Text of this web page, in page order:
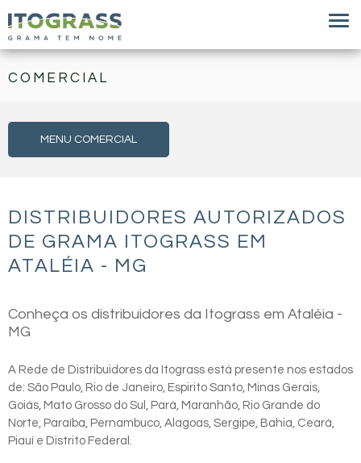
COMERCIAL
MENU COMERCIAL
DISTRIBUIDORES AUTORIZADOS
DE GRAMA ITOGRASS EM
ATALÉIA - MG
Conheça os distribuidores da Itograss em Ataléia -
MG
A Rede de Distribuidores da Itograss está presente nos estados
de: São Paulo, Rio de Janeiro, Espirito Santo, Minas Gerais,
Goiás, Mato Grosso do Sul, Pará, Maranhão, Rio Grande do
Norte, Paraíba, Pernambuco, Alagoas, Sergipe, Bahia, Ceará,
Piauí e Distrito Federal.